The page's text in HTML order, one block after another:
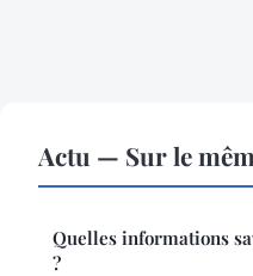
Actu — Sur le
Quelles informations
?